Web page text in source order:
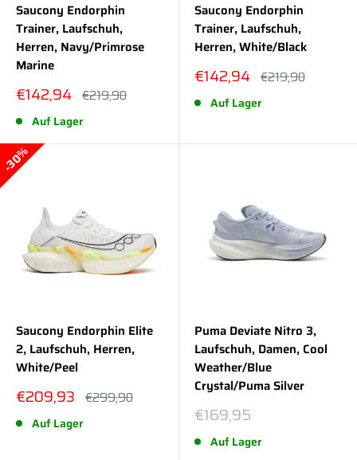
Saucony Endorphin
Trainer, Laufschuh,
Herren, Navy/Primrose
Marine
Sonderpreis
€142,94 Normalpreis
€219,90
Auf Lager
Saucony Endorphin
Trainer, Laufschuh,
Herren, White/Black
Sonderpreis
€142,94 Normalpreis
€219,90
Auf Lager
30%
Saucony Endorphin Elite
2, Laufschuh, Herren,
White/Peel
Sonderpreis
€209,93 Normalpreis
€299,90
Auf Lager
Puma Deviate Nitro 3,
Laufschuh, Damen, Cool
Weather/Blue
Crystal/Puma Silver
Sonderpreis
€169,95
Auf Lager